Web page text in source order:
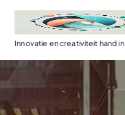
r
d
Innovatie en creativiteit hand